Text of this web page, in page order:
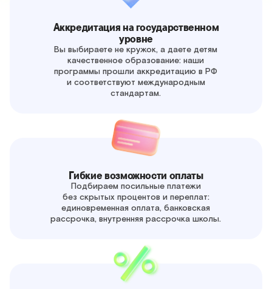
Аккредитация на государственном
уровне
Вы выбираете не кружок, а даете детям
качественное образование: наши
программы прошли аккредитацию в РФ
и соответствуют международным
стандартам.
Гибкие возможности оплаты
Подбираем посильные платежи
без скрытых процентов и переплат:
единовременная оплата, банковская
рассрочка, внутренняя рассрочка школы.